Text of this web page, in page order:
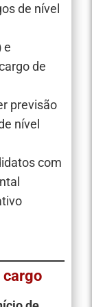
de nível
e
de
previsão
nível
com
cargo